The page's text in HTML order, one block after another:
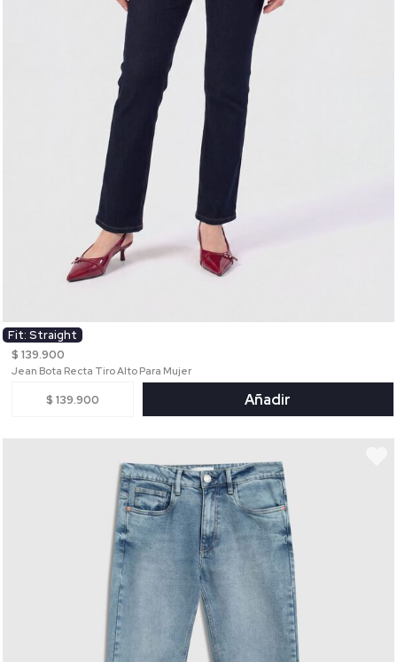
Fit: Straight
$ 139.900
Jean Bota Recta Tiro Alto Para Mujer
$ 139.900 Añadir